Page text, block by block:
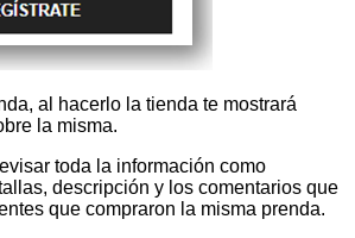
al hacerlo la tienda te mostrará
la misma.
toda la información como
descripción y los comentarios que
que compraron la misma prenda.